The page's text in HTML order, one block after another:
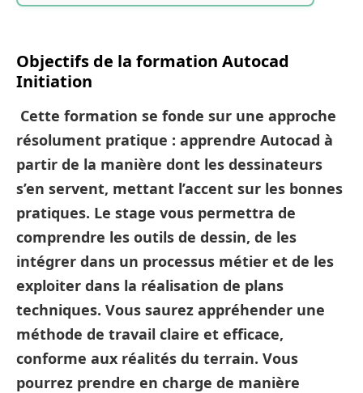
Objectifs de la formation Autocad
Initiation
Cette formation se fonde sur une approche
résolument pratique : apprendre Autocad à
partir de la manière dont les dessinateurs
s’en servent, mettant l’accent sur les bonnes
pratiques. Le stage vous permettra de
comprendre les outils de dessin, de les
intégrer dans un processus métier et de les
exploiter dans la réalisation de plans
techniques. Vous saurez appréhender une
méthode de travail claire et efficace,
conforme aux réalités du terrain. Vous
pourrez prendre en charge de manière